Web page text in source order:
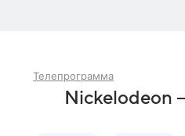
Телепрограмма
Nickelodeon